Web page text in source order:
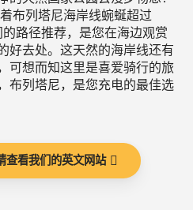
布列塔尼海岸线蜿蜒超过
路径推荐，是您在海边观赏
好去处。这天然的海岸线还有
可想而知这里是喜爱骑行的旅
布列塔尼，是您充电的最佳选
查看我们的英文网站